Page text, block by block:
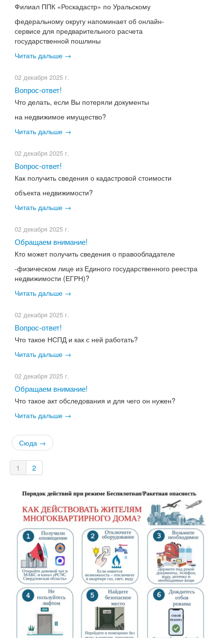
Филиал ППК «Роскадастр» по Уральскому
федеральному округу напоминает об онлайн-
сервисе для предварительного расчета
государственной пошлины
Читать дальше →
02 декабря 2025 г.
Вопрос-ответ!
Что делать, если Вы потеряли документы
на недвижимое имущество?
Читать дальше →
02 декабря 2025 г.
Вопрос-ответ!
Как получить сведения о кадастровой стоимости
объекта недвижимости?
Читать дальше →
02 декабря 2025 г.
Обращаем внимание!
Кто может получить сведения о правообладателе
-физическом лице из Единого государственного реестра
недвижимости (ЕГРН)?
Читать дальше →
02 декабря 2025 г.
Вопрос-ответ!
Что такое НСПД и как с ней работать?
Читать дальше →
02 декабря 2025 г.
Обращаем внимание!
Что такое акт обследования и для чего он нужен?
Читать дальше →
Сюда →
1 2